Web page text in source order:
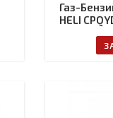
Газ-
HELI